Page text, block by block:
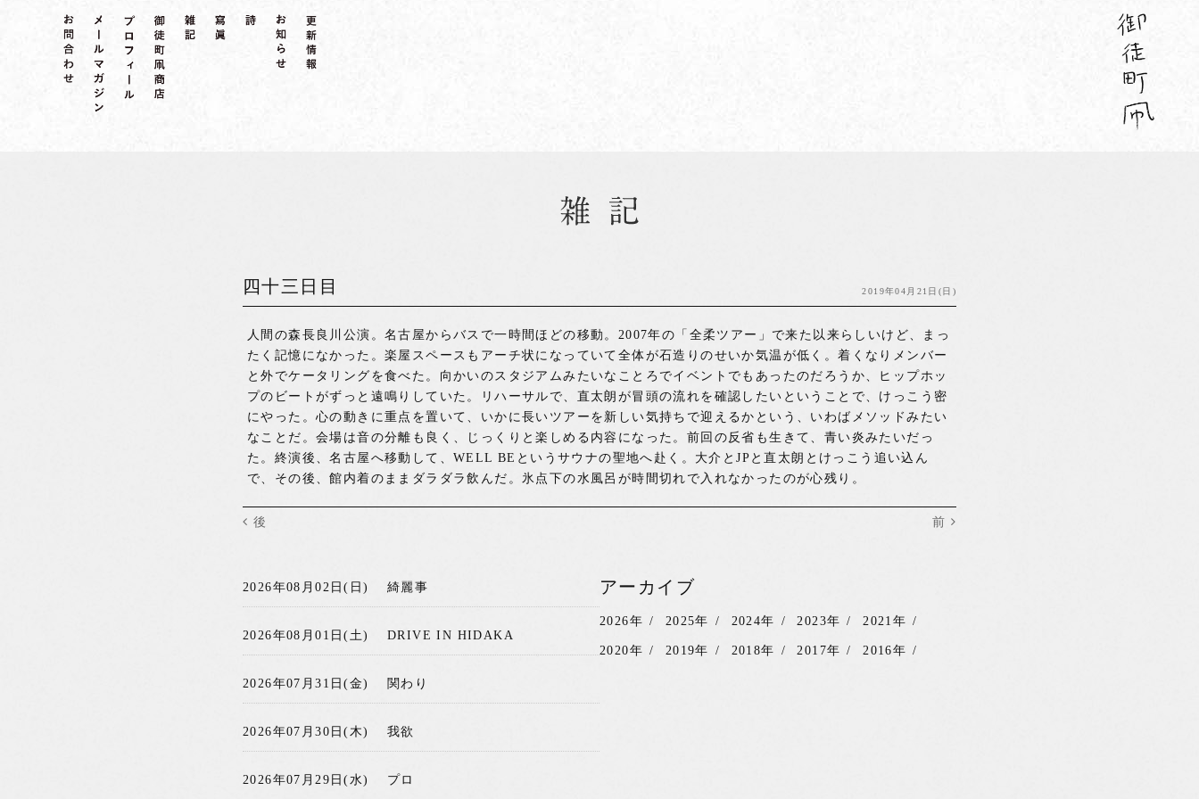
四十三日目 2019年04月21日(日)
人間の森長良川公演。名古屋からバスで一時間ほどの移動。2007年の「全柔ツアー」で来た以来らしいけど、まっ
たく記憶になかった。楽屋スペースもアーチ状になっていて全体が石造りのせいか気温が低く。着くなりメンバー
と外でケータリングを食べた。向かいのスタジアムみたいなことろでイベントでもあったのだろうか、ヒップホッ
プのビートがずっと遠鳴りしていた。リハーサルで、直太朗が冒頭の流れを確認したいということで、けっこう密
にやった。心の動きに重点を置いて、いかに長いツアーを新しい気持ちで迎えるかという、いわばメソッドみたい
なことだ。会場は音の分離も良く、じっくりと楽しめる内容になった。前回の反省も生きて、青い炎みたいだっ
た。終演後、名古屋へ移動して、WELL BEというサウナの聖地へ赴く。大介とJPと直太朗とけっこう追い込ん
で、その後、館内着のままダラダラ飲んだ。氷点下の水風呂が時間切れで入れなかったのが心残り。
後 前
2026年08月02日(日) 綺麗事
2026年08月01日(土) DRIVE IN HIDAKA
2026年07月31日(金) 関わり
2026年07月30日(木) 我欲
2026年07月29日(水) プロ
アーカイブ
2026年 2025年 2024年 2023年 2021年
2020年 2019年 2018年 2017年 2016年